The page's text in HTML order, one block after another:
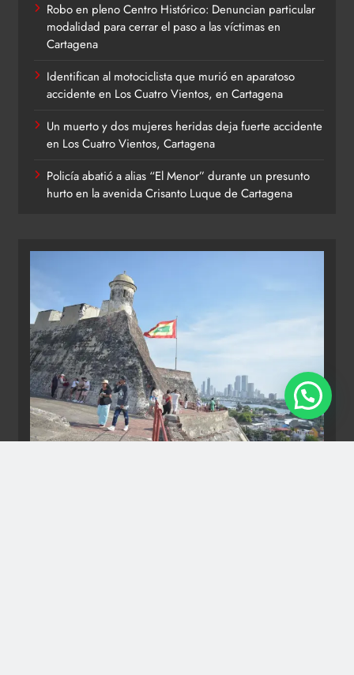
Robo en pleno Centro Histórico: Denuncian particular
modalidad para cerrar el paso a las víctimas en
Cartagena
Identifican al motociclista que murió en aparatoso
accidente en Los Cuatro Vientos, en Cartagena
Un muerto y dos mujeres heridas deja fuerte accidente
en Los Cuatro Vientos, Cartagena
Policía abatió a alias “El Menor” durante un presunto
hurto en la avenida Crisanto Luque de Cartagena